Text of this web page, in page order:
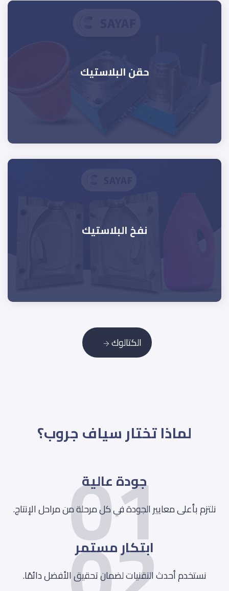
حقن البلاستيك
نفخ البلاستيك
الكتالوك
لماذا تختار سياف جروب؟
01
جودة عالية
نلتزم بأعلى معايير الجودة في كل مرحلة من مراحل الإنتاج.
ابتكار مستمر
نستخدم أحدث التقنيات لضمان تحقيق الأفضل دائمًا.